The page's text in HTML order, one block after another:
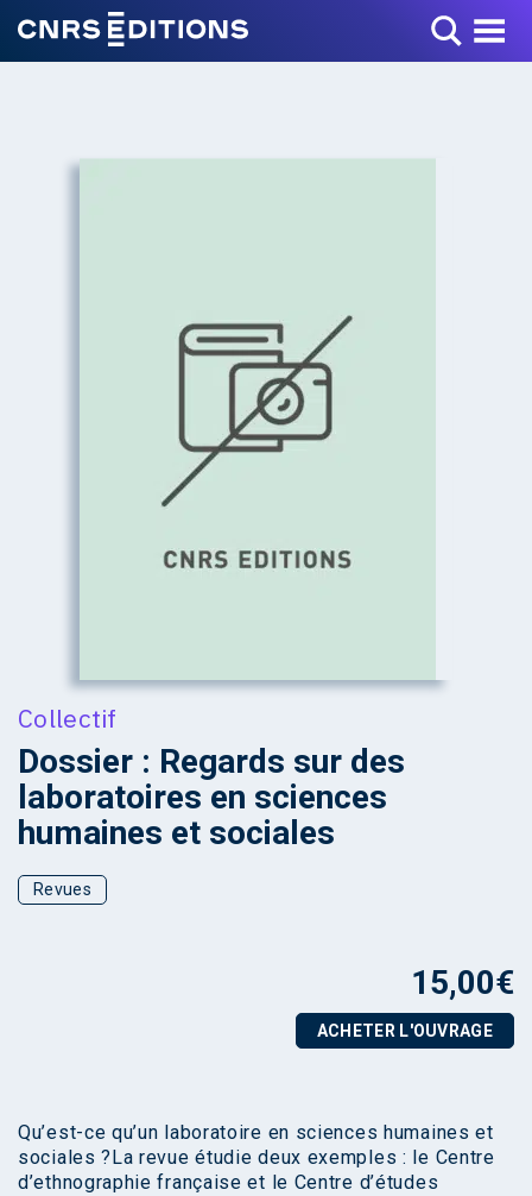
Toggle Menu
Collectif
Dossier : Regards sur des
laboratoires en sciences
humaines et sociales
Revues
15,00€
ACHETER L'OUVRAGE
Qu’est-ce qu’un laboratoire en sciences humaines et
sociales ?La revue étudie deux exemples : le Centre
d’ethnographie française et le Centre d’études